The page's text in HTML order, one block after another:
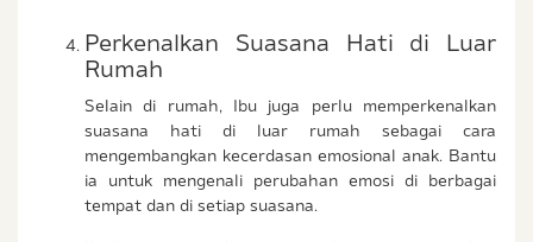
Perkenalkan Suasana Hati di Luar
Rumah
Selain di rumah, Ibu juga perlu memperkenalkan
suasana hati di luar rumah sebagai cara
mengembangkan kecerdasan emosional anak. Bantu
ia untuk mengenali perubahan emosi di berbagai
tempat dan di setiap suasana.